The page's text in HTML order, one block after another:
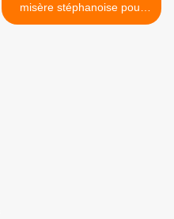
misère stéphanoise pour
Noël >